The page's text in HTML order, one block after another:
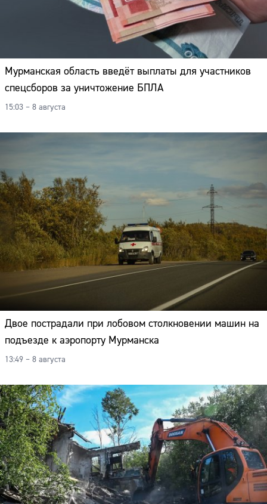
Мурманская область введёт выплаты для участников
спецсборов за уничтожение БПЛА
15:03 – 8 августа
Двое пострадали при лобовом столкновении машин на
подъезде к аэропорту Мурманска
13:49 – 8 августа
Сайт: